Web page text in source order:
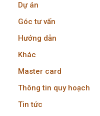
Dự án
Góc tư vấn
Hướng dẫn
Khác
Master card
Thông tin quy hoạch
Tin tức